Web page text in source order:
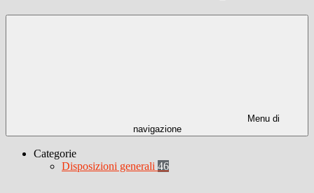
Menu di
navigazione
Categorie
Disposizioni generali 46